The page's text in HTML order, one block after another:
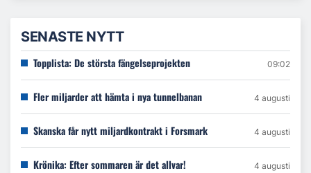
SENASTE NYTT
Topplista: De största fängelseprojekten 09:02
Fler miljarder att hämta i nya tunnelbanan 4 augusti
Skanska får nytt miljardkontrakt i Forsmark 4 augusti
Krönika: Efter sommaren är det allvar! 4 augusti